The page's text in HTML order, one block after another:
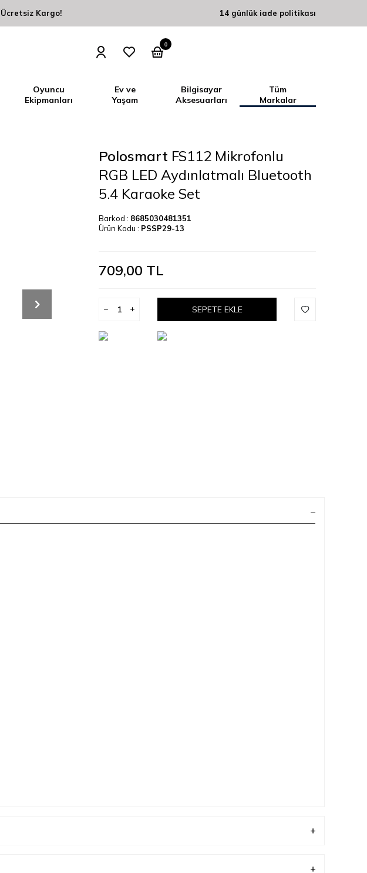
Kargo! 14 günlük iade politikası
0
Oyuncu
Ekipmanları
Ev ve
Yaşam
Bilgisayar
Aksesuarları
Tüm
Markalar
Polosmart FS112 Mikrofonlu
RGB LED Aydınlatmalı Bluetooth
5.4 Karaoke Set
Barkod : 8685030481351
Ürün Kodu : PSSP29-13
709,00 TL
SEPETE EKLE